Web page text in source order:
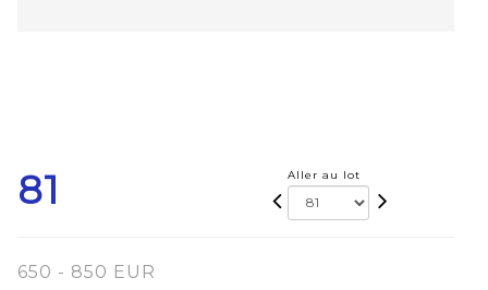
81 Aller au lot
650 - 850 EUR